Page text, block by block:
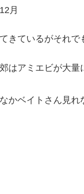
月
きているがそれ
はアミエビが大
かベイトさん見れ